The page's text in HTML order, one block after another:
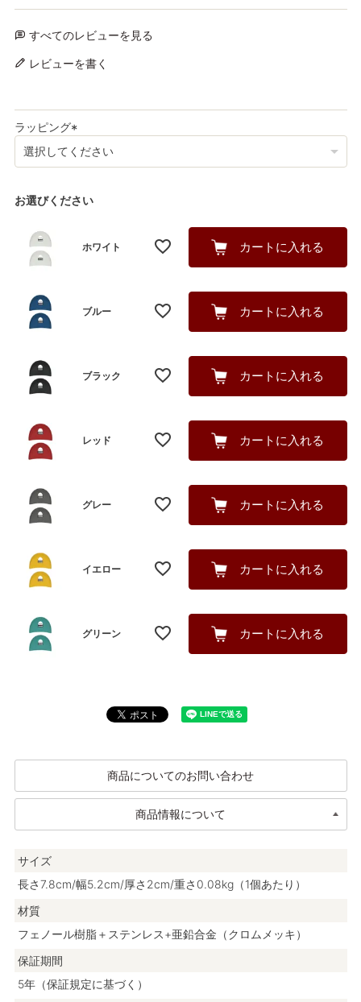
すべてのレビューを見る
レビューを書く
ラッピング
(
必
)
お選びください
ホワイト カートに入れる
ブルー カートに入れる
ブラック カートに入れる
レッド カートに入れる
グレー カートに入れる
イエロー カートに入れる
グリーン カートに入れる
商品についてのお問い合わせ
商品情報について
サイズ
長さ7.8cm/幅5.2cm/厚さ2cm/重さ0.08kg（1個あたり）
材質
フェノール樹脂＋ステンレス+亜鉛合金（クロムメッキ）
保証期間
5年（保証規定に基づく）